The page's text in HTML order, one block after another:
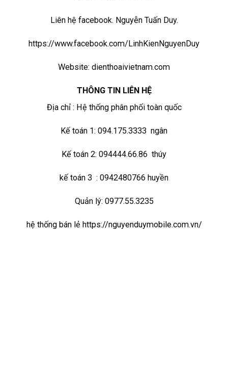
Liên hệ facebook. Nguyễn Tuấn Duy.
https://www.facebook.com/LinhKienNguyenDuy
Website: dienthoaivietnam.com
THÔNG TIN LIÊN HỆ
Địa chỉ : Hệ thống phân phối toàn quốc
Kế toán 1: 094.175.3333 ngân
Kế toán 2: 094444.66.86 thúy
kế toán 3 : 0942480766 huyền
Quản lý: 0977.55.3235
hệ thống bán lẻ https://nguyenduymobile.com.vn/